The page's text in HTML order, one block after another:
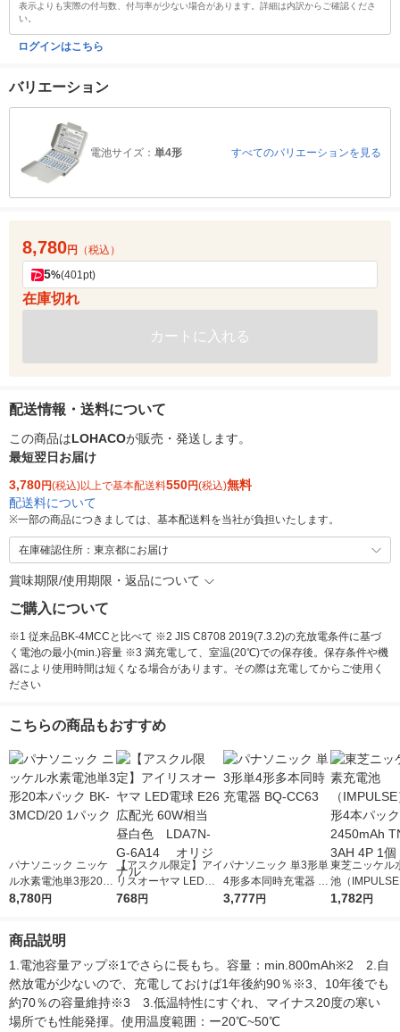
表示よりも実際の付与数、付与率が少ない場合があります。詳細は内訳からご確認くださ
い。
ログインはこちら
バリエーション
電池サイズ： 単4形 すべてのバリエーションを見る
8,780円 （税込）
5%(401pt)
在庫切れ
カートに入れる
配送情報・送料について
この商品はLOHACOが販売・発送します。
最短翌日お届け
3,780円(税込)以上で基本配送料550円(税込)無料
配送料について
※一部の商品につきましては、基本配送料を当社が負担いたします。
在庫確認住所：東京都にお届け
賞味期限/使用期限・返品について
ご購入について
※1 従来品BK-4MCCと比べて ※2 JIS C8708 2019(7.3.2)の充放電条件に基づ
く電池の最小(min.)容量 ※3 満充電して、室温(20℃)での保存後。保存条件や機
器により使用時間は短くなる場合があります。その際は充電してからご使用く
ださい
こちらの商品もおすすめ
パナソニック ニッケ
ル水素電池単3形20本
パック BK-3MCD/20
8,780円
【アスクル限定】アイ
リスオーヤマ LED電
球 E26 広配光 60W相
768円
パナソニック 単3形単
4形多本同時充電器 B
Q-CC63
3,777円
東芝ニッケル
池（
形4本パック
1,782円
商品説明
1.電池容量アップ※1でさらに長もち。容量：min.800mAh※2　2.自
然放電が少ないので、充電しておけば1年後約90％※3、10年後でも
約70％の容量維持※3　3.低温特性にすぐれ、マイナス20度の寒い
場所でも性能発揮。使用温度範囲：ー20℃~50℃